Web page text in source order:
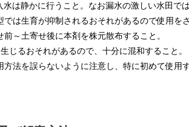
は静かに行うこと。なお漏水の激しい水田で
は生育が抑制されるおそれがあるので使用をさ
～土寄せ後に本剤を株元散布すること。
じるおそれがあるので、十分に混和すること。
法を誤らないように注意し、特に初めて使